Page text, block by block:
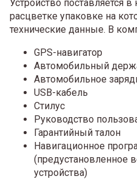
Устройство поставляется
расцветке упаковке на
технические данные. В
GPS-навигатор
Автомобильный
Автомобильное
USB-кабель
Стилус
Руководство
Гарантийный талон
Навигационное
(предустановленное
устройства)